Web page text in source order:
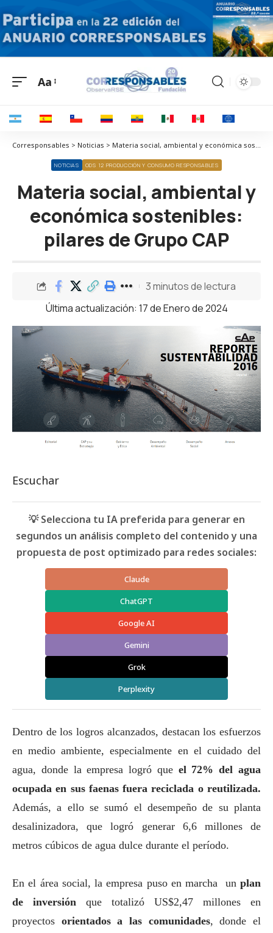
Aa
Corresponsables > Noticias > Materia social, ambiental y económica sostenibles: pilares de Grupo CAP
NOTICIAS ODS 12 PRODUCCIÓN Y CONSUMO RESPONSABLES
Materia social, ambiental y
económica sostenibles:
pilares de Grupo CAP
Última actualización: 17 de Enero de 2024
3 minutos de lectura
Escuchar
💡 Selecciona tu IA preferida para generar en
segundos un análisis completo del contenido y una
propuesta de post optimizado para redes sociales:
Claude
ChatGPT
Google AI
Gemini
Grok
Perplexity
Dentro de los logros alcanzados, destacan los esfuerzos
en medio ambiente, especialmente en el cuidado del
agua, donde la empresa logró que el 72% del agua
ocupada en sus faenas fuera reciclada o reutilizada.
Además, a ello se sumó el desempeño de su planta
desalinizadora, que logró generar 6,6 millones de
metros cúbicos de agua dulce durante el período.
En el área social, la empresa puso en marcha unplan
de inversión que totalizó US$2,47 millones en
proyectos orientados a las comunidades, donde el